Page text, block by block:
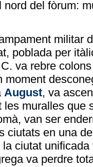
del fòrum:
militar
poblada per
va rebre
moment
August, va
les muralles que
van ser
ciutats en una
ciutat
va perdre